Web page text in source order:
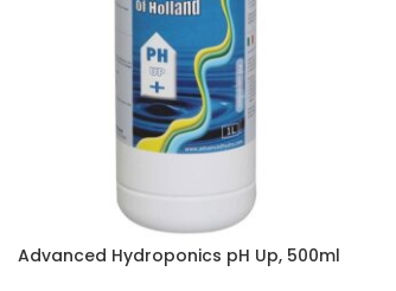
Advanced Hydroponics pH Up, 500ml